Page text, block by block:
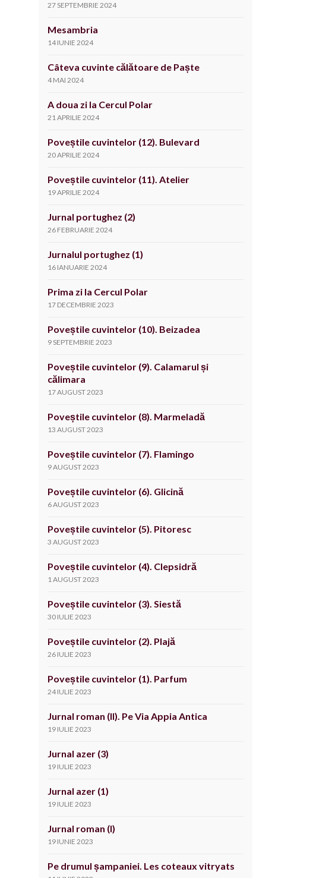
27 SEPTEMBRIE 2024
Mesambria
14 IUNIE 2024
Câteva cuvinte călătoare de Paște
4 MAI 2024
A doua zi la Cercul Polar
21 APRILIE 2024
Poveștile cuvintelor (12). Bulevard
20 APRILIE 2024
Poveștile cuvintelor (11). Atelier
19 APRILIE 2024
Jurnal portughez (2)
26 FEBRUARIE 2024
Jurnalul portughez (1)
16 IANUARIE 2024
Prima zi la Cercul Polar
17 DECEMBRIE 2023
Poveștile cuvintelor (10). Beizadea
9 SEPTEMBRIE 2023
Poveștile cuvintelor (9). Calamarul și
călimara
17 AUGUST 2023
Poveștile cuvintelor (8). Marmeladă
13 AUGUST 2023
Poveștile cuvintelor (7). Flamingo
9 AUGUST 2023
Poveștile cuvintelor (6). Glicină
6 AUGUST 2023
Poveștile cuvintelor (5). Pitoresc
3 AUGUST 2023
Poveștile cuvintelor (4). Clepsidră
1 AUGUST 2023
Poveștile cuvintelor (3). Siestă
30 IULIE 2023
Poveștile cuvintelor (2). Plajă
26 IULIE 2023
Poveștile cuvintelor (1). Parfum
24 IULIE 2023
Jurnal roman (II). Pe Via Appia Antica
19 IULIE 2023
Jurnal azer (3)
19 IULIE 2023
Jurnal azer (1)
19 IULIE 2023
Jurnal roman (I)
19 IUNIE 2023
Pe drumul șampaniei. Les coteaux vitryats